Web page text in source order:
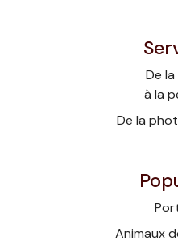
De
à la
De la
Animaux